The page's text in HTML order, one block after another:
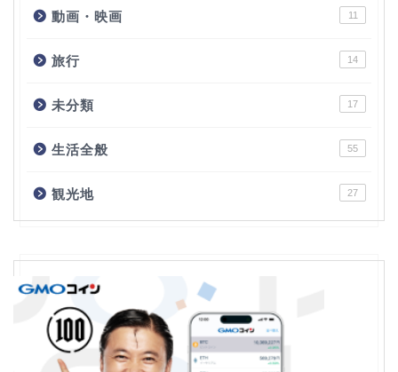
動画・映画 11
旅行 14
未分類 17
生活全般 55
観光地 27